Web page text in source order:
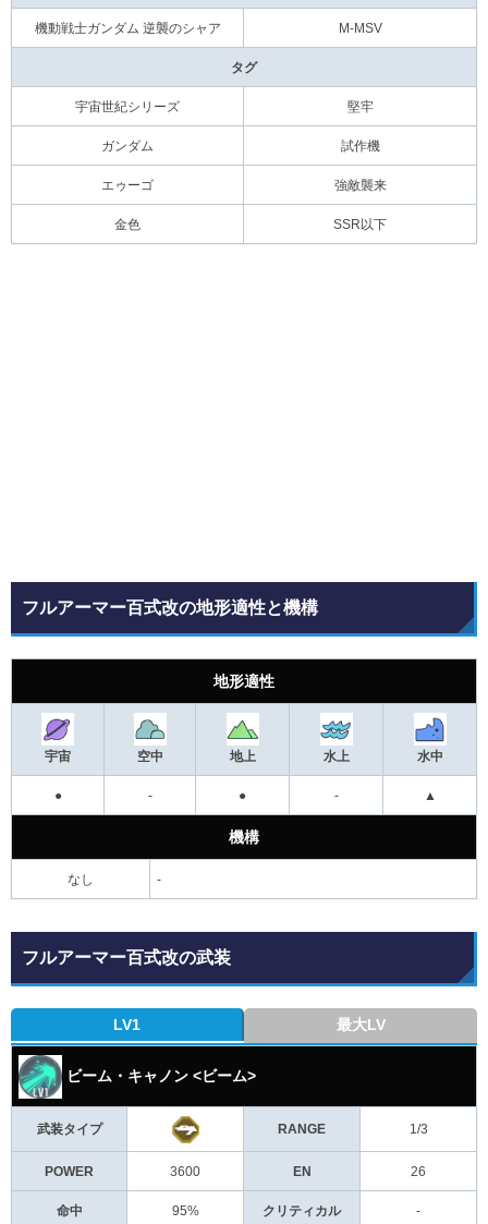
機動戦士ガンダム 逆襲のシャア M-MSV
タグ
宇宙世紀シリーズ 堅牢
ガンダム 試作機
エゥーゴ 強敵襲来
金色 SSR以下
フルアーマー百式改の地形適性と機構
地形適性
宇宙 空中 地上 水上 水中
● - ● - ▲
機構
なし -
フルアーマー百式改の武装
LV1 最大LV
ビーム・キャノン <ビーム>
武装タイプ RANGE 1/3
POWER 3600 EN 26
命中 95% クリティカル -